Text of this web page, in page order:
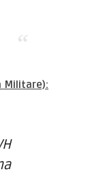
Militare):